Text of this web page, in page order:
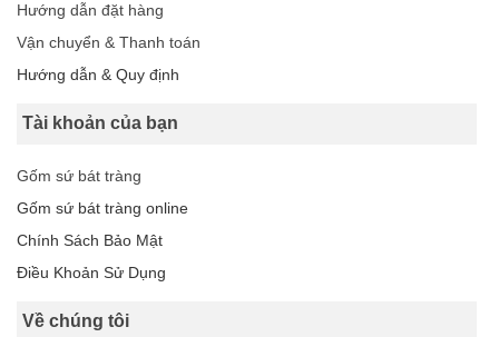
Hướng dẫn đặt hàng
Vận chuyển & Thanh toán
Hướng dẫn & Quy định
Tài khoản của bạn
Gốm sứ bát tràng
Gốm sứ bát tràng online
Chính Sách Bảo Mật
Điều Khoản Sử Dụng
Về chúng tôi